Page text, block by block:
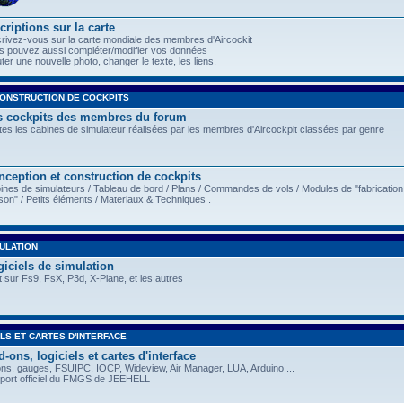
sur la carte
vous sur la carte mondiale des membres d'Aircockit
pouvez aussi compléter/modifier vos données
une nouvelle photo, changer le texte, les liens.
DE COCKPITS
cockpits des membres du forum
les cabines de simulateur réalisées par les membres d'Aircockpit classées par genre
et construction de cockpits
de simulateurs / Tableau de bord / Plans / Commandes de vols / Modules de "fabrication
/ Petits éléments / Materiaux & Techniques .
de simulation
sur Fs9, FsX, P3d, X-Plane, et les autres
ET CARTES D'INTERFACE
ons, logiciels et cartes d'interface
gauges, FSUIPC, IOCP, Wideview, Air Manager, LUA, Arduino ...
officiel du FMGS de JEEHELL